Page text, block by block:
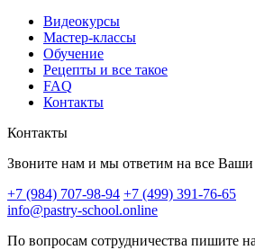
Видеокурсы
Мастер-классы
Обучение
Рецепты и все такое
FAQ
Контакты
Контакты
Звоните нам и мы ответим на все
+7 (984) 707-98-94 +7 (499) 391-76-65
info@pastry-school.online
По вопросам сотрудничества пишите